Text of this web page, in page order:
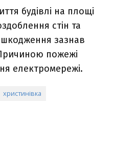
будівлі на площі
стін та
зазнав
пожежі
електромережі.
христинівка